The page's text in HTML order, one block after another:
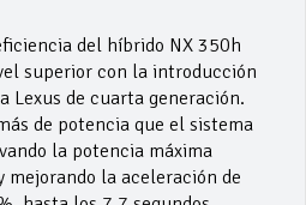
del híbrido NX 350h
superior con la introducción
Lexus de cuarta generación.
de potencia que el sistema
la potencia máxima
mejorando la aceleración de